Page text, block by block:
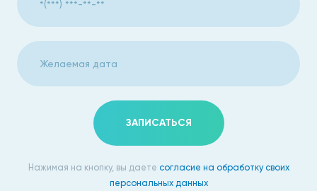
патологии лимфатической системы врождённого
характера;
онкологических процессах;
сильное ожирение;
ангиодисплазия периферических сосудов;
ЗАПИСАТЬСЯ
Нажимая на кнопку, вы даете согласие на обработку своих
персональных данных